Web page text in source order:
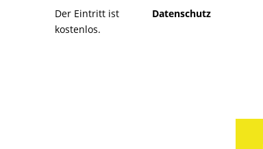
Der Eintritt ist
kostenlos.
Datenschutz